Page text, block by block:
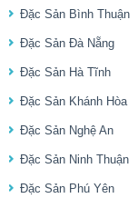
Đặc Sản Bình Thuận
Đặc Sản Đà Nẵng
Đặc Sản Hà Tĩnh
Đặc Sản Khánh Hòa
Đặc Sản Nghệ An
Đặc Sản Ninh Thuận
Đặc Sản Phú Yên